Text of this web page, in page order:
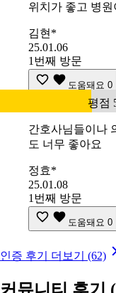
위치가 좋고 병
김현*
25.01.06
1번째 방문
도움돼요 0
평점
간호사님들이나
도 너무 좋아요
정효*
25.01.08
1번째 방문
도움돼요 0
인증 후기 더보기 (62)